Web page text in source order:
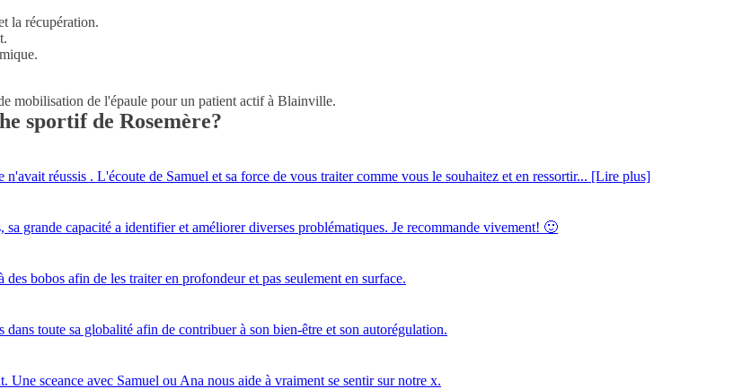
la récupération.
sportif de Rosemère?
réussis . L'écoute de Samuel et sa force de vous traiter comme vous le souhaitez et en ressortir... [Lire plus]
grande capacité a identifier et améliorer diverses problématiques. Je recommande vivement! 🙂
bobos afin de les traiter en profondeur et pas seulement en surface.
toute sa globalité afin de contribuer à son bien-être et son autorégulation.
sceance avec Samuel ou Ana nous aide à vraiment se sentir sur notre x.